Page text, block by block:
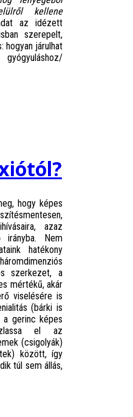
kellene
az idézett
szerepelt,
hogyan járulhat
hogy képes
azaz
irányba. Nem
hatékony
szerkezet, a
mértékű, akár
viselésére is
(bárki is
a gerinc képes
el az
(csigolyák)
között, így
túl sem állás,